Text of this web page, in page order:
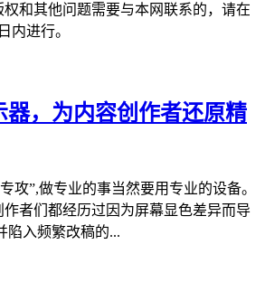
和其他问题需要与本网联系的，请在
内进行。
器，为内容创作者还原精
攻”,做专业的事当然要用专业的设备。
者们都经历过因为屏幕显色差异而导
陷入频繁改稿的...